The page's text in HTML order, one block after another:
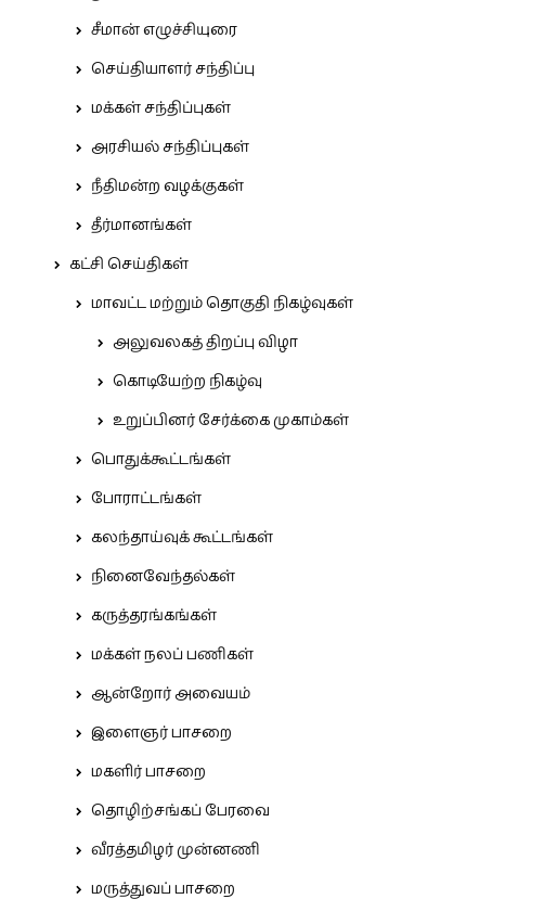
சீமான் எழுச்சியுரை
செய்தியாளர் சந்திப்பு
மக்கள் சந்திப்புகள்
அரசியல் சந்திப்புகள்
நீதிமன்ற வழக்குகள்
தீர்மானங்கள்
கட்சி செய்திகள்
மாவட்ட மற்றும் தொகுதி நிகழ்வுகள்
அலுவலகத் திறப்பு விழா
கொடியேற்ற நிகழ்வு
உறுப்பினர் சேர்க்கை முகாம்கள்
பொதுக்கூட்டங்கள்
போராட்டங்கள்
கலந்தாய்வுக் கூட்டங்கள்
நினைவேந்தல்கள்
கருத்தரங்கங்கள்
மக்கள் நலப் பணிகள்
ஆன்றோர் அவையம்
இளைஞர் பாசறை
மகளிர் பாசறை
தொழிற்சங்கப் பேரவை
வீரத்தமிழர் முன்னணி
மருத்துவப் பாசறை